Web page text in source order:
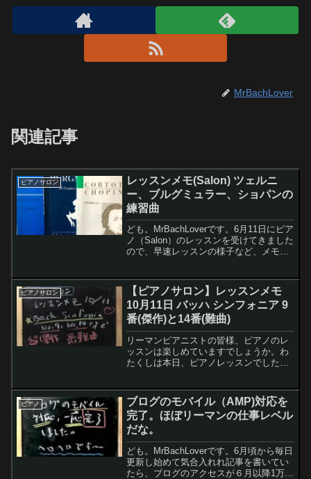
MrBachLover
関連記事
ピアノサロン
レッスンメモ(Salon) ツェルニ
ー、ブルグミュラー、ショパンの
練習曲
ども。MrBachLoverです。6月11日にピア
ノ（Salon）のレッスンを受けてきました
ので、早速レッスンの様子など、メモに
席だったんだよね？わたくしレモン...
ピアノサロン
【ピアノサロン】レッスンメモ
10月11日 バッハ シンフォニア 9
番(傑作)と14番(難曲)
リーマンピアニストの皆様、ピアノのレ
ッスンは楽しめていますでしょうか。わ
たくしは本日、ピアノレッスンでした。
ロボロでして…（汗）。というのも、こ
この所バッハ シンフォニア9番と14番立
て続けに2曲仕上げてたんですよね〜。と
いう訳でレッスンの内容をメモに記しま
す。
ピアノ
ブログのモバイル（AMP)対応を
完了。ほぼリーマンの仕事レベル
だな。
ども。MrBachLoverです。6月頃から毎日
更新し始めて気合入れれ記事を書いてい
たら、ブログのアクセスが６月以降1万